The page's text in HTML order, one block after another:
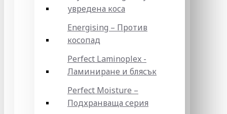
увредена коса
Energising – Против
косопад
Perfect Laminoplex -
Ламиниране и блясък
Perfect Moisture –
Подхранваща серия